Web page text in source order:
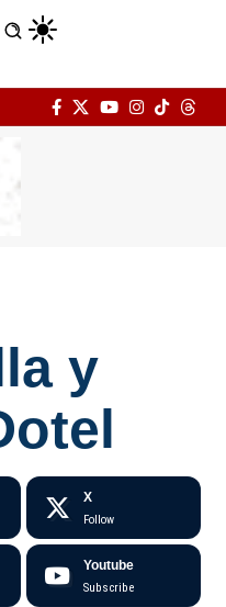
y
X
Follow
Youtube
Subscribe